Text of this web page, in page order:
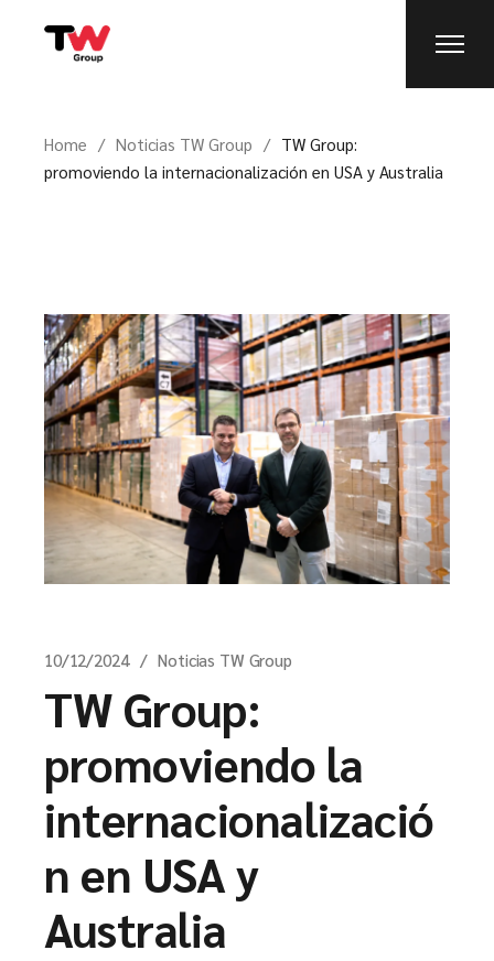
Home Noticias TW Group
TW Group:
promoviendo la internacionalización en USA y Australia
10/12/2024 Noticias TW Group
TW Group:
promoviendo la
internacionalizació
n en USA y
Australia